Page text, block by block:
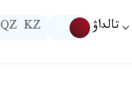
تالداۋ KZ
QZ